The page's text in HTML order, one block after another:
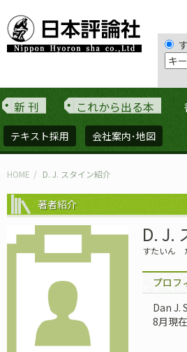
新 刊 これから出る本
テキスト採用 会社案内･地図
HOME D. J. スタイン紹介
著者紹介
D. J.
すたいん
プロフ
Dan J.
8月現在